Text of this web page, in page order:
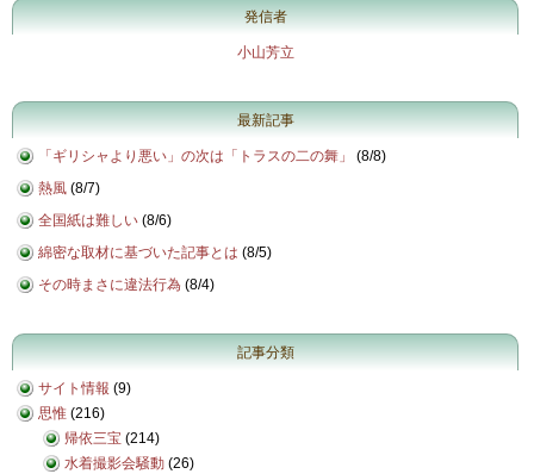
発信者
小山芳立
最新記事
「ギリシャより悪い」の次は「トラスの二の舞」 (8/8)
熱風 (8/7)
全国紙は難しい (8/6)
綿密な取材に基づいた記事とは (8/5)
その時まさに違法行為 (8/4)
記事分類
サイト情報 (9)
思惟 (216)
帰依三宝 (214)
水着撮影会騒動 (26)